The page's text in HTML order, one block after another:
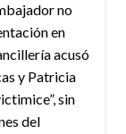
no
en
acusó
y Patricia
sin
del